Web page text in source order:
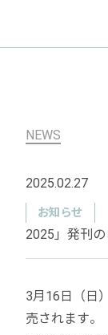
NEWS
2025.02.27
お知らせ
2025」発刊
3月16日（日
売されます。